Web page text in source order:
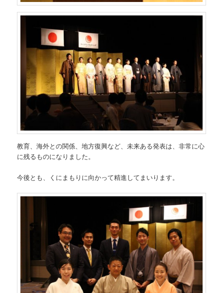
教育、海外との関係、地方復興など、未来ある発表は、非常に心
に残るものになりました。
今後とも、くにまもりに向かって精進してまいります。